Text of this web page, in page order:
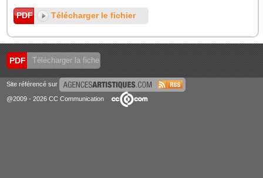
PDF Télécharger le fichier
PDF Télécharger la fiche
Site référencé sur
@2009 - 2026 CC Communication